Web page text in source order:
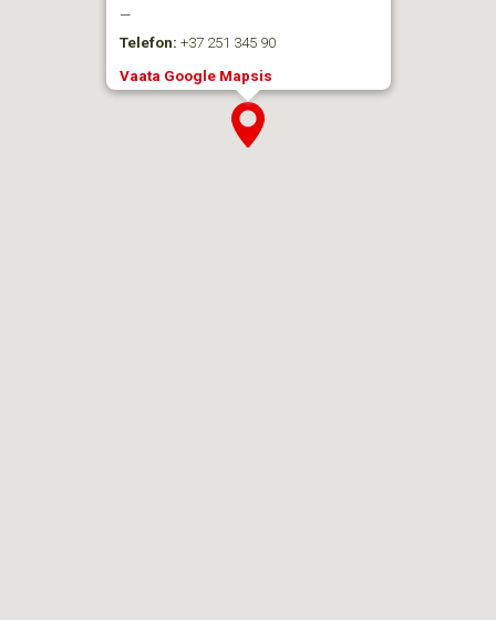
—
Telefon: +37 251 345 90
Vaata Google Mapsis